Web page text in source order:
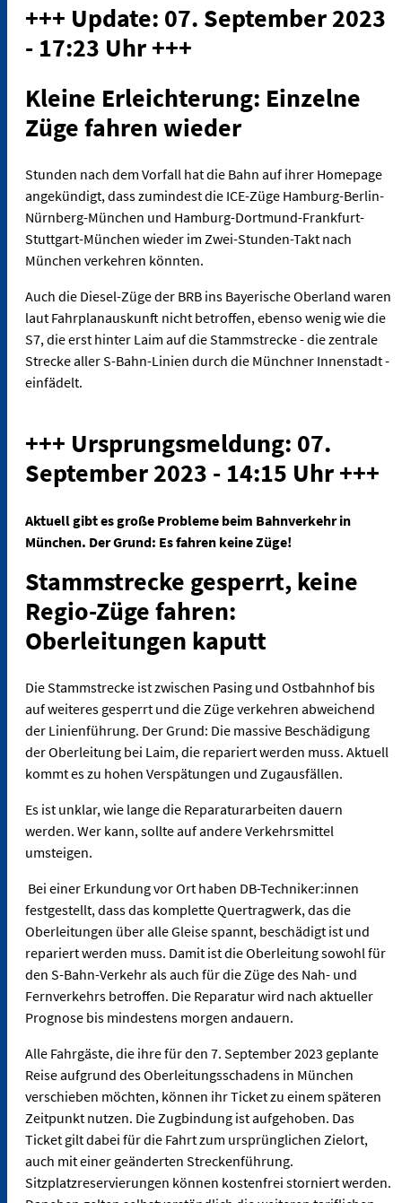
+++ Update: 07. September 2023
- 17:23 Uhr +++
Kleine Erleichterung: Einzelne
Züge fahren wieder
Stunden nach dem Vorfall hat die Bahn auf ihrer Homepage
angekündigt, dass zumindest die ICE-Züge Hamburg-Berlin-
Nürnberg-München und Hamburg-Dortmund-Frankfurt-
Stuttgart-München wieder im Zwei-Stunden-Takt nach
München verkehren könnten.
Auch die Diesel-Züge der BRB ins Bayerische Oberland waren
laut Fahrplanauskunft nicht betroffen, ebenso wenig wie die
S7, die erst hinter Laim auf die Stammstrecke - die zentrale
Strecke aller S-Bahn-Linien durch die Münchner Innenstadt -
einfädelt.
+++ Ursprungsmeldung: 07.
September 2023 - 14:15 Uhr +++
Aktuell gibt es große Probleme beim Bahnverkehr in
München. Der Grund: Es fahren keine Züge!
Stammstrecke gesperrt, keine
Regio-Züge fahren:
Oberleitungen kaputt
Die Stammstrecke ist zwischen Pasing und Ostbahnhof bis
auf weiteres gesperrt und die Züge verkehren abweichend
der Linienführung. Der Grund: Die massive Beschädigung
der Oberleitung bei Laim, die repariert werden muss. Aktuell
kommt es zu hohen Verspätungen und Zugausfällen.
Es ist unklar, wie lange die Reparaturarbeiten dauern
werden. Wer kann, sollte auf andere Verkehrsmittel
umsteigen.
Bei einer Erkundung vor Ort haben DB-Techniker:innen
festgestellt, dass das komplette Quertragwerk, das die
Oberleitungen über alle Gleise spannt, beschädigt ist und
repariert werden muss. Damit ist die Oberleitung sowohl für
den S-Bahn-Verkehr als auch für die Züge des Nah- und
Fernverkehrs betroffen. Die Reparatur wird nach aktueller
Prognose bis mindestens morgen andauern.
Alle Fahrgäste, die ihre für den 7. September 2023 geplante
Reise aufgrund des Oberleitungsschadens in München
verschieben möchten, können ihr Ticket zu einem späteren
Zeitpunkt nutzen. Die Zugbindung ist aufgehoben. Das
Ticket gilt dabei für die Fahrt zum ursprünglichen Zielort,
auch mit einer geänderten Streckenführung.
Sitzplatzreservierungen können kostenfrei storniert werden.